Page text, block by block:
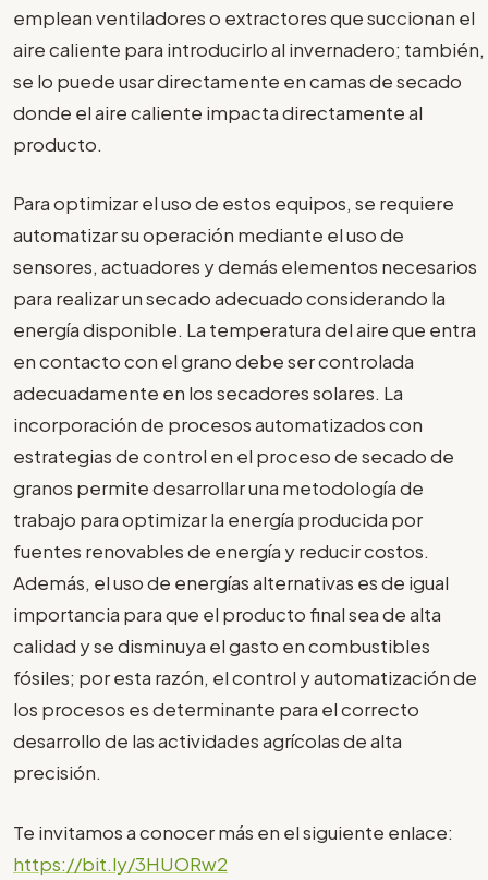
emplean ventiladores o extractores que succionan el
aire caliente para introducirlo al invernadero; también,
se lo puede usar directamente en camas de secado
donde el aire caliente impacta directamente al
producto.
Para optimizar el uso de estos equipos, se requiere
automatizar su operación mediante el uso de
sensores, actuadores y demás elementos necesarios
para realizar un secado adecuado considerando la
energía disponible. La temperatura del aire que entra
en contacto con el grano debe ser controlada
adecuadamente en los secadores solares. La
incorporación de procesos automatizados con
estrategias de control en el proceso de secado de
granos permite desarrollar una metodología de
trabajo para optimizar la energía producida por
fuentes renovables de energía y reducir costos.
Además, el uso de energías alternativas es de igual
importancia para que el producto final sea de alta
calidad y se disminuya el gasto en combustibles
fósiles; por esta razón, el control y automatización de
los procesos es determinante para el correcto
desarrollo de las actividades agrícolas de alta
precisión.
Te invitamos a conocer más en el siguiente enlace:
https://bit.ly/3HUORw2